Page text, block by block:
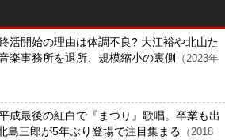
活開始の理由は体調不良? 大江裕や北山た
楽事務所を退所、規模縮小の裏側 （2023年
成最後の紅白で『まつり』歌唱。卒業も出
島三郎が5年ぶり登場で注目集まる （2018